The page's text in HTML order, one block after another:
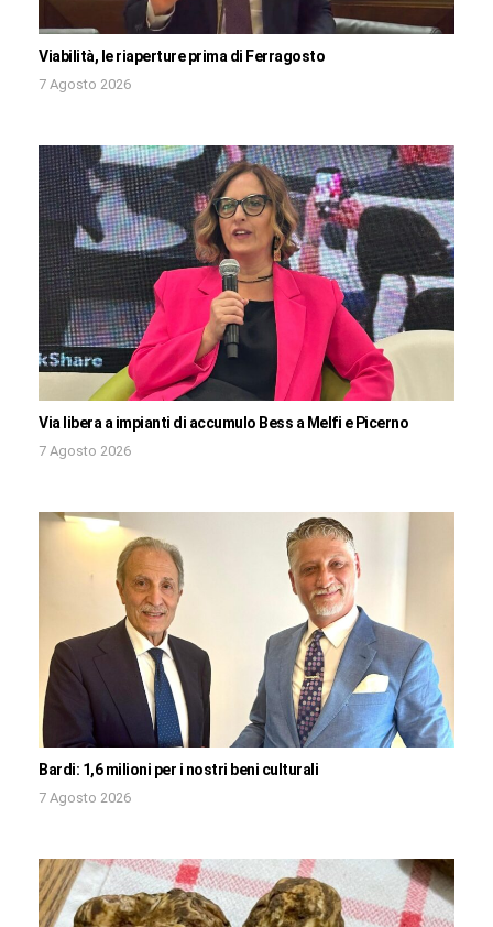
Viabilità, le riaperture prima di Ferragosto
7 Agosto 2026
Via libera a impianti di accumulo Bess a Melfi e Picerno
7 Agosto 2026
Bardi: 1,6 milioni per i nostri beni culturali
7 Agosto 2026